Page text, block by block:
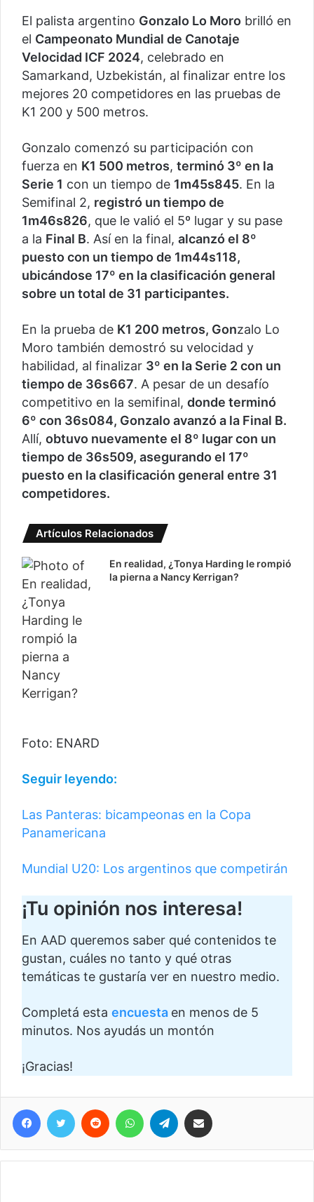
El palista argentino Gonzalo Lo Moro brilló en
el Campeonato Mundial de Canotaje
Velocidad ICF 2024, celebrado en
Samarkand, Uzbekistán, al finalizar entre los
mejores 20 competidores en las pruebas de
K1 200 y 500 metros.
Gonzalo comenzó su participación con
fuerza en K1 500 metros, terminó 3º en la
Serie 1 con un tiempo de 1m45s845. En la
Semifinal 2, registró un tiempo de
1m46s826, que le valió el 5º lugar y su pase
a la Final B. Así en la final, alcanzó el 8º
puesto con un tiempo de 1m44s118,
ubicándose 17º en la clasificación general
sobre un total de 31 participantes.
En la prueba de K1 200 metros, Gonzalo Lo
Moro también demostró su velocidad y
habilidad, al finalizar 3º en la Serie 2 con un
tiempo de 36s667. A pesar de un desafío
competitivo en la semifinal, donde terminó
6º con 36s084, Gonzalo avanzó a la Final B.
Allí, obtuvo nuevamente el 8º lugar con un
tiempo de 36s509, asegurando el 17º
puesto en la clasificación general entre 31
competidores.
Artículos Relacionados
En realidad, ¿Tonya Harding le rompió
la pierna a Nancy Kerrigan?
Foto: ENARD
Seguir leyendo:
Las Panteras: bicampeonas en la Copa
Panamericana
Mundial U20: Los argentinos que competirán
¡Tu opinión nos interesa!
En AAD queremos saber qué contenidos te
gustan, cuáles no tanto y qué otras
temáticas te gustaría ver en nuestro medio.
Completá esta encuesta en menos de 5
minutos. Nos ayudás un montón
¡Gracias!
Facebook
Twitter Reddit WhatsAppTelegram